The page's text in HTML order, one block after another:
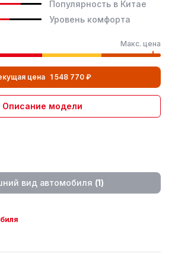
Электронный стояночный
Неполный размер
Двухзвенная независимая
подвеска
шины 225/60 R18
Безопасность
пассажира
Популярность в Китае
Уровень комфорта
Макс. цена
цена 1 548 770 ₽
Описание модели
вид автомобиля (1)